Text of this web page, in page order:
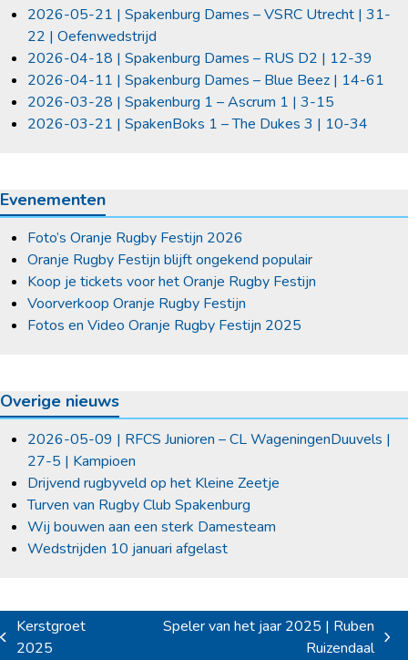
2026-05-21 | Spakenburg Dames – VSRC Utrecht | 31-
22 | Oefenwedstrijd
2026-04-18 | Spakenburg Dames – RUS D2 | 12-39
2026-04-11 | Spakenburg Dames – Blue Beez | 14-61
2026-03-28 | Spakenburg 1 – Ascrum 1 | 3-15
2026-03-21 | SpakenBoks 1 – The Dukes 3 | 10-34
Evenementen
Foto’s Oranje Rugby Festijn 2026
Oranje Rugby Festijn blijft ongekend populair
Koop je tickets voor het Oranje Rugby Festijn
Voorverkoop Oranje Rugby Festijn
Fotos en Video Oranje Rugby Festijn 2025
Overige nieuws
2026-05-09 | RFCS Junioren – CL WageningenDuuvels |
27-5 | Kampioen
Drijvend rugbyveld op het Kleine Zeetje
Turven van Rugby Club Spakenburg
Wij bouwen aan een sterk Damesteam
Wedstrijden 10 januari afgelast
previous
Kerstgroet
2025
Speler van het jaar 2025 | Ruben
Ruizendaal